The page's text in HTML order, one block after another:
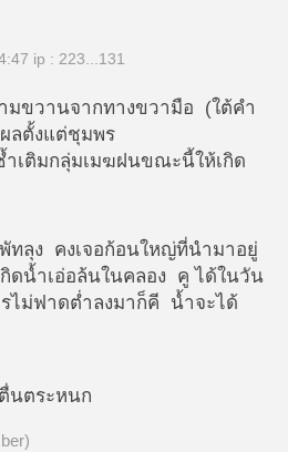
ip : 223...131
มขวานจากทางขวามือ (ใต้คำ
ลตั้งแต่ชุมพร
เติมกลุ่มเมฆฝนขณะนี้ให้เกิด
ลุง คงเจอก้อนใหญ่ที่นำมาอยู่
ดน้ำเอ่อล้นในคลอง คู ได้ในวัน
ไม่ฟาดต่ำลงมาก็คี น้ำจะได้
นตระหนก